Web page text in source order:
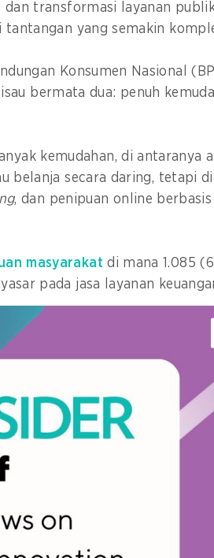
transformasi layanan
tantangan yang semakin
Konsumen Nasional
bermata dua: penuh
kemudahan, di antaranya
belanja secara daring, tetapi di
, dan penipuan online berbasis
masyarakat di mana 1.085
pada jasa layanan
perlindungan konsumen
yang cerdas dan berdaya
berkelanjutan," kata Heru.
strategi BPKN dalam
kolaborasi, dan dukungan
melakukan reformasi